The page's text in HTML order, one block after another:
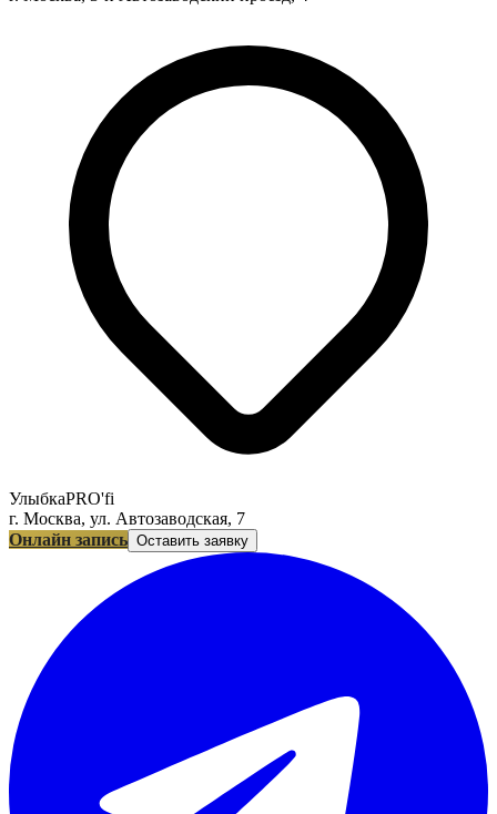
УлыбкаPRO'fi
г. Москва, ул. Автозаводская, 7
Онлайн запись Оставить заявку